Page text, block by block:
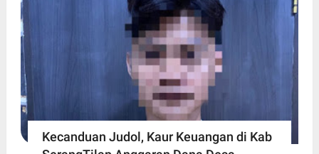
Kecanduan Judol, Kaur Keuangan di Kab